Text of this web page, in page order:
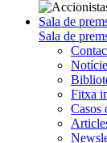
Sala de
Sala de
Fitxa
Casos